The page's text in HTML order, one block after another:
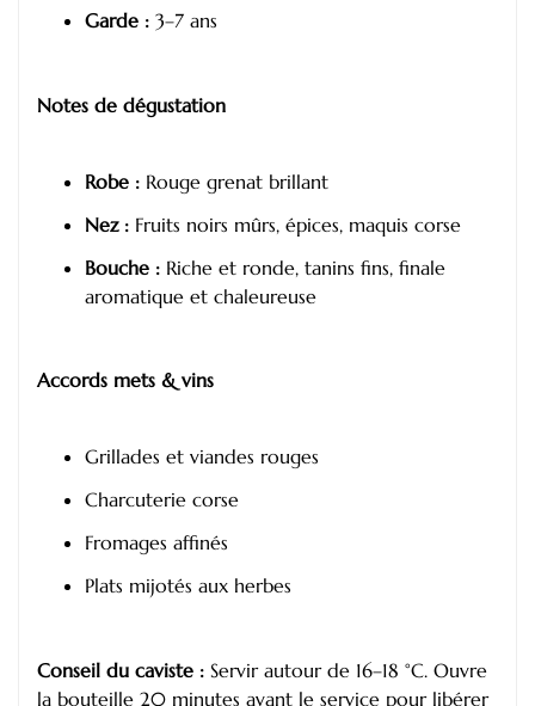
Garde : 3–7 ans
Notes de dégustation
Robe : Rouge grenat brillant
Nez : Fruits noirs mûrs, épices, maquis corse
Bouche : Riche et ronde, tanins fins, finale
aromatique et chaleureuse
Accords mets & vins
Grillades et viandes rouges
Charcuterie corse
Fromages affinés
Plats mijotés aux herbes
Conseil du caviste : Servir autour de 16–18 °C. Ouvre
la bouteille 20 minutes avant le service pour libérer